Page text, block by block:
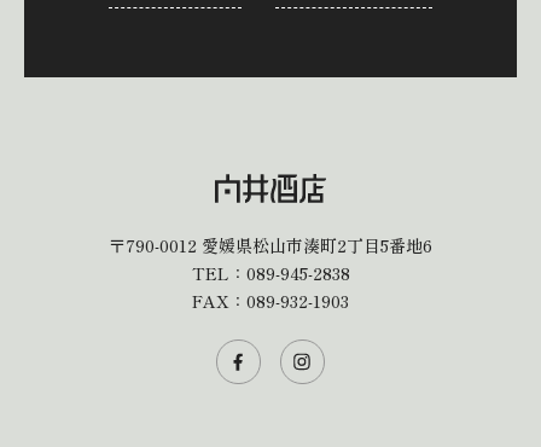
〒790-0012 愛媛県松山市湊町2丁目5番地6
TEL： 089-945-2838
FAX：089-932-1903